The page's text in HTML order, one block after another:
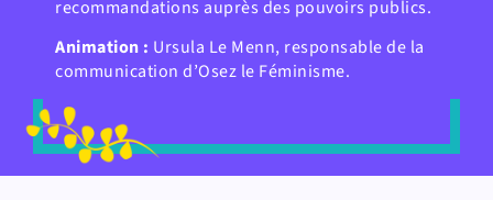
recommandations auprès des pouvoirs publics.
Animation : Ursula Le Menn, responsable de la
communication d’Osez le Féminisme.